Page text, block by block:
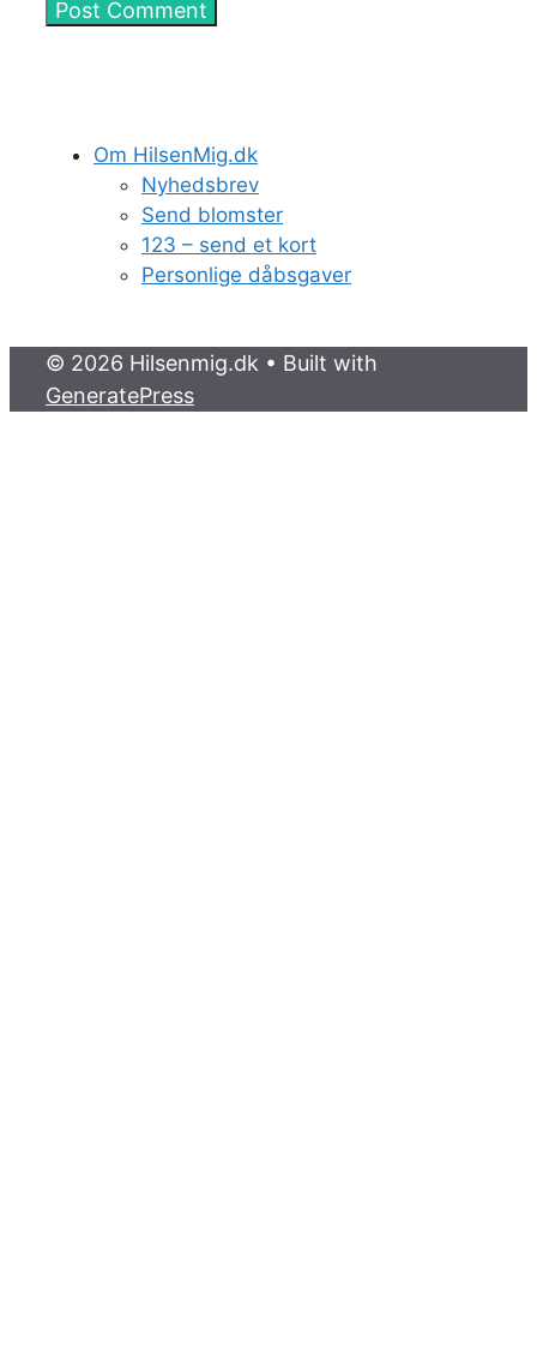
Om HilsenMig.dk
Nyhedsbrev
Send blomster
123 – send et kort
Personlige dåbsgaver
© 2026 Hilsenmig.dk • Built with
GeneratePress